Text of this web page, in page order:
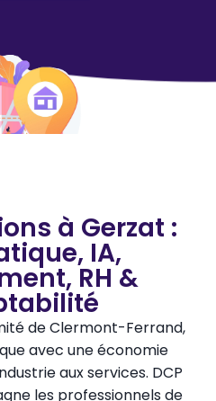
à Gerzat :
IA,
RH &
de Clermont-Ferrand,
avec une économie
aux services. DCP
les professionnels de